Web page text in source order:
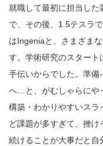
就職して最初に担当し
で、その後、1.5テスラ
はIngeniaと、さまざま
す。学術研究のスタート
手伝いからでした。準
へ…と、がむしゃらにや
構築・わかりやすいスラ
ど課題が多すぎて、挫
続けることが大事だと自